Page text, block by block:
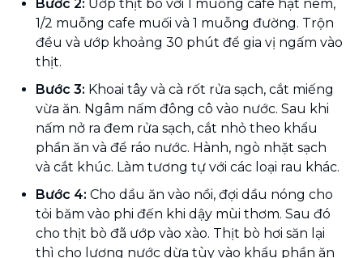
Bước 2: Ướp thịt bò với 1 muỗng cafe hạt nêm,
1/2 muỗng cafe muối và 1 muỗng đường. Trộn
đều và ướp khoảng 30 phút để gia vị ngấm vào
thịt.
Bước 3: Khoai tây và cà rốt rửa sạch, cắt miếng
vừa ăn. Ngâm nấm đông cô vào nước. Sau khi
nấm nở ra đem rửa sạch, cắt nhỏ theo khẩu
phần ăn và để ráo nước. Hành, ngò nhặt sạch
và cắt khúc. Làm tương tự với các loại rau khác.
Bước 4: Cho dầu ăn vào nồi, đợi dầu nóng cho
tỏi băm vào phi đến khi dậy mùi thơm. Sau đó
cho thịt bò đã ướp vào xào. Thịt bò hơi săn lại
thì cho lượng nước dừa tùy vào khẩu phần ăn